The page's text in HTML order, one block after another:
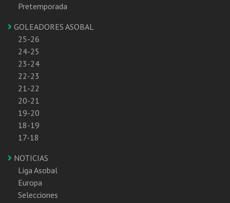
Pretemporada
GOLEADORES ASOBAL
25-26
24-25
23-24
22-23
21-22
20-21
19-20
18-19
17-18
NOTICIAS
Liga Asobal
Europa
Selecciones